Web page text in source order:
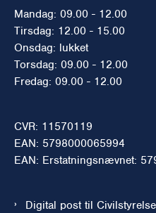
Mandag: 09.00 - 12.00
Tirsdag: 12.00 - 15.00
Onsdag: lukket
Torsdag: 09.00 - 12.00
Fredag: 09.00 - 12.00
CVR: 11570119
EAN: 5798000065994
EAN: Erstatningsnævnet:
Digital post til